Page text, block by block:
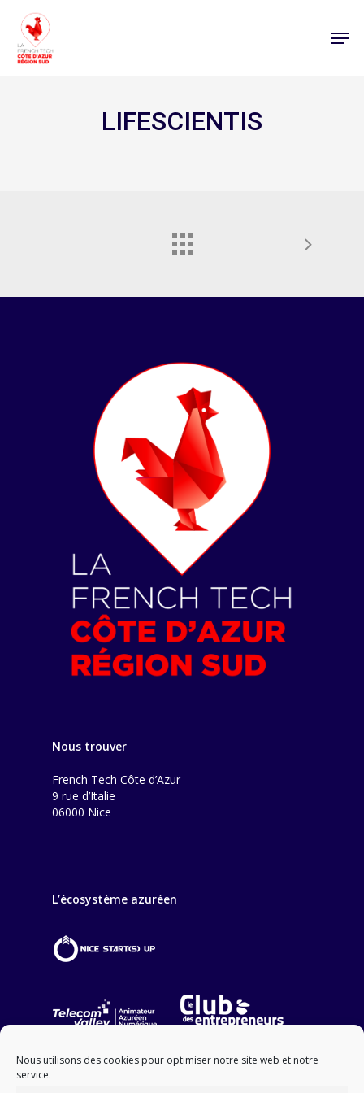
Nous utilisons des cookies pour optimiser notre site web et notre
service.
LIFESCIENTIS
Nous trouver
French Tech Côte d’Azur
9 rue d’Italie
06000 Nice
L’écosystème azuréen